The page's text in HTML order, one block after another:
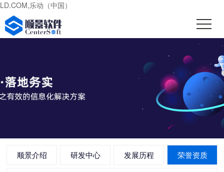
LD.COM,乐动（中国）
顺景介绍 研发中心 发展历程 荣誉资质